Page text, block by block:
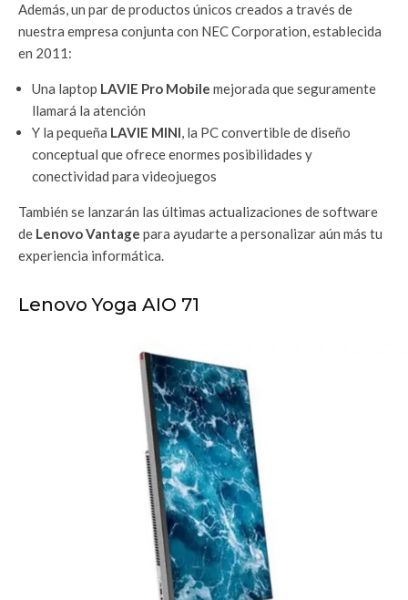
Además, un par de productos únicos creados a través de
nuestra empresa conjunta con NEC Corporation, establecida
en 2011:
Una laptop LAVIE Pro Mobile mejorada que seguramente
llamará la atención
Y la pequeña LAVIE MINI, la PC convertible de diseño
conceptual que ofrece enormes posibilidades y
conectividad para videojuegos
También se lanzarán las últimas actualizaciones de software
de Lenovo Vantage para ayudarte a personalizar aún más tu
experiencia informática.
Lenovo Yoga AIO 71